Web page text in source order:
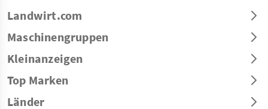
Landwirt.com
Maschinengruppen
Kleinanzeigen
Top Marken
Länder